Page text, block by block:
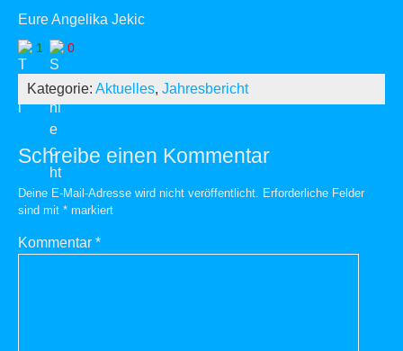
Eure Angelika Jekic
1 0
Kategorie: Aktuelles, Jahresbericht
Schreibe einen Kommentar
Deine E-Mail-Adresse wird nicht veröffentlicht. Erforderliche Felder
sind mit * markiert
Kommentar *